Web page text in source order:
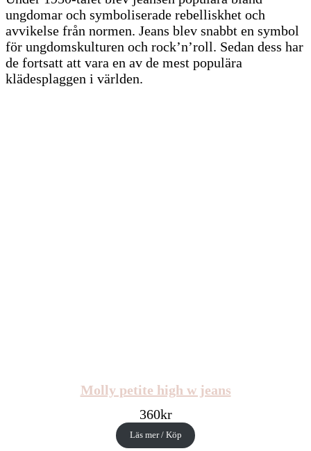
ungdomar och symboliserade rebelliskhet och
avvikelse från normen. Jeans blev snabbt en symbol
för ungdomskulturen och rock’n’roll. Sedan dess har
de fortsatt att vara en av de mest populära
klädesplaggen i världen.
Molly petite high w jeans
360kr
Läs mer / Köp